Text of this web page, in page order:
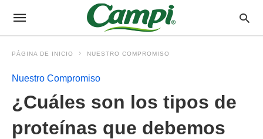
PÁGINA DE INICIO NUESTRO COMPROMISO
Nuestro Compromiso
¿Cuáles son los tipos de
proteínas que debemos